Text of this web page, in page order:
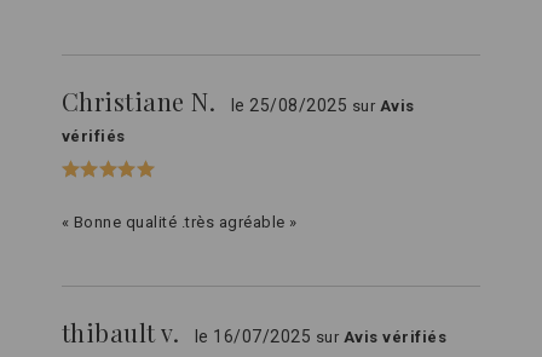
Christiane N. le 25/08/2025 sur Avis
vérifiés
« Bonne qualité .très agréable »
thibault v. le 16/07/2025 sur Avis vérifiés